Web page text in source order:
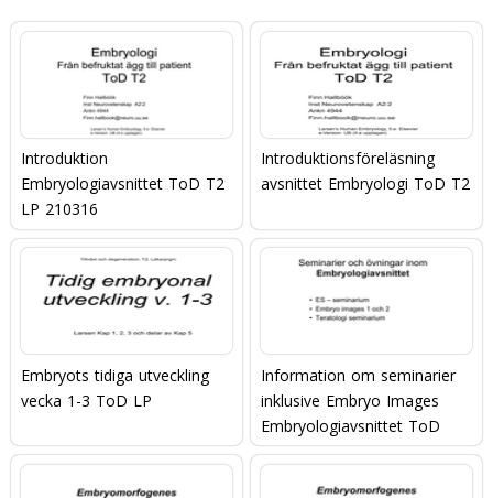
Introduktion
Embryologiavsnittet ToD T2
LP 210316
Introduktionsföreläsning
avsnittet Embryologi ToD T2
Embryots tidiga utveckling
vecka 1-3 ToD LP
Information om seminarier
inklusive Embryo Images
Embryologiavsnittet ToD